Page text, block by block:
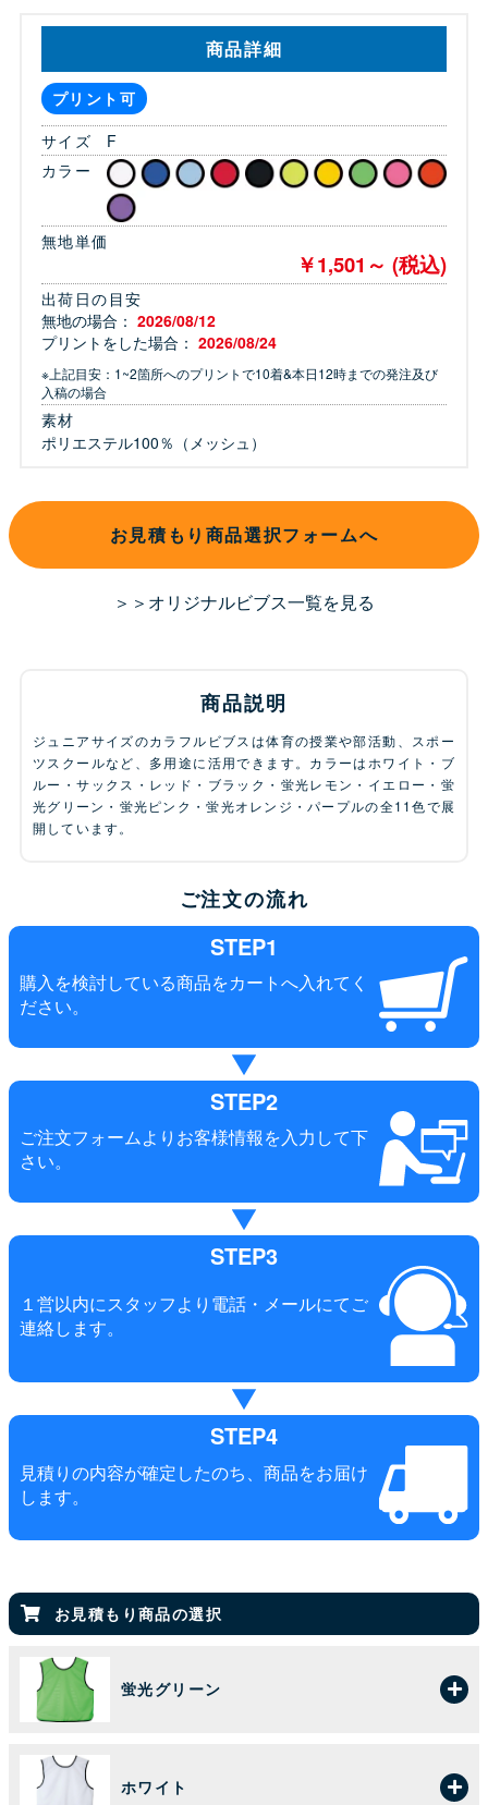
商品詳細
プリント可
サイズ
F
カラー
無地単価
￥1,501～ (税込)
出荷日の目安
無地の場合： 2026/08/12
プリントをした場合： 2026/08/24
※上記目安：1~2箇所へのプリントで10着&本日12時までの発注及び
入稿の場合
素材
ポリエステル100％（メッシュ）
お見積もり商品選択フォームへ
＞＞オリジナルビブス一覧を見る
商品説明
ジュニアサイズのカラフルビブスは体育の授業や部活動、スポー
ツスクールなど、多用途に活用できます。カラーはホワイト・ブ
ルー・サックス・レッド・ブラック・蛍光レモン・イエロー・蛍
光グリーン・蛍光ピンク・蛍光オレンジ・パープルの全11色で展
開しています。
ご注文の流れ
STEP1
購入を検討している商品をカートへ入れてく
ださい。
STEP2
ご注文フォームよりお客様情報を入力して下
さい。
STEP3
１営以内にスタッフより電話・メールにてご
連絡します。
STEP4
見積りの内容が確定したのち、商品をお届け
します。
お見積もり商品の選択
蛍光グリーン
ホワイト